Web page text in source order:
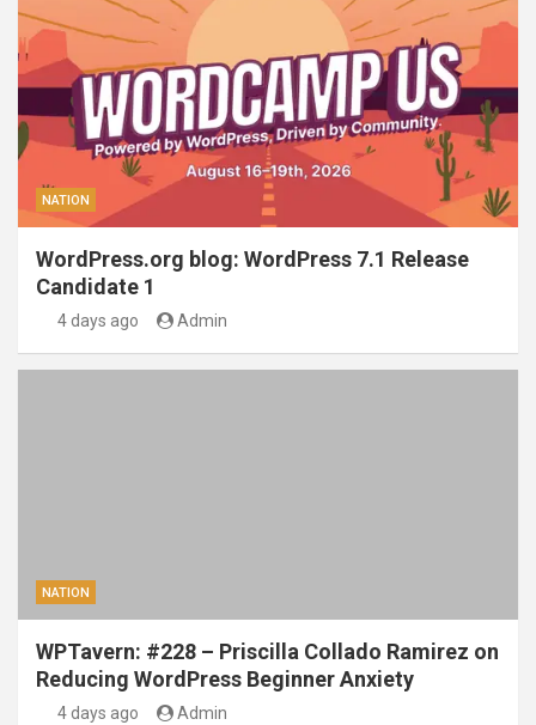
NATION
WordPress.org blog: WordPress 7.1 Release
Candidate 1
4 days ago Admin
NATION
WPTavern: #228 – Priscilla Collado Ramirez on
Reducing WordPress Beginner Anxiety
4 days ago Admin